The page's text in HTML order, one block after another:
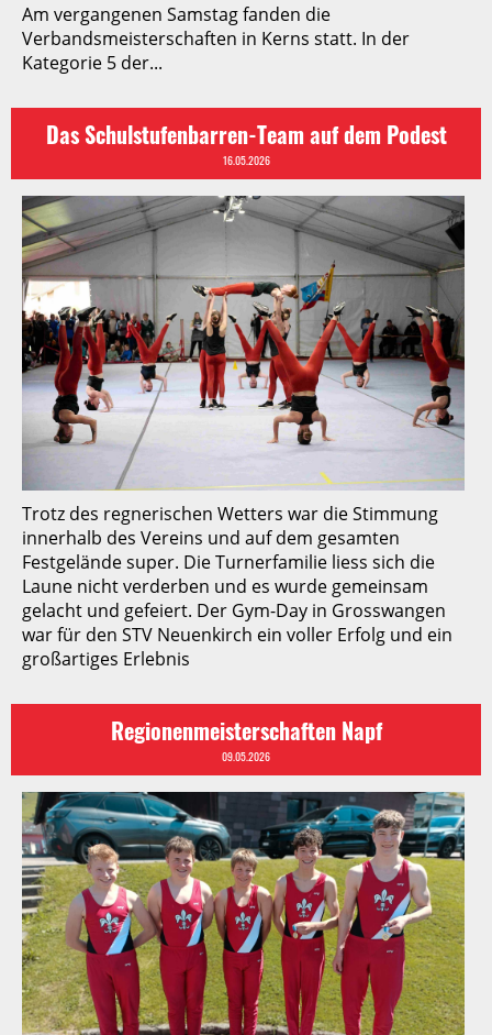
Am vergangenen Samstag fanden die
Verbandsmeisterschaften in Kerns statt. In der
Kategorie 5 der...
Das Schulstufenbarren-Team auf dem Podest
16.05.2026
Trotz des regnerischen Wetters war die Stimmung
innerhalb des Vereins und auf dem gesamten
Festgelände super. Die Turnerfamilie liess sich die
Laune nicht verderben und es wurde gemeinsam
gelacht und gefeiert. Der Gym-Day in Grosswangen
war für den STV Neuenkirch ein voller Erfolg und ein
großartiges Erlebnis
Regionenmeisterschaften Napf
09.05.2026